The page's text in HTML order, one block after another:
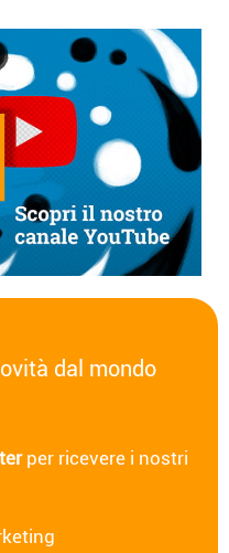
dal mondo
per ricevere i nostri